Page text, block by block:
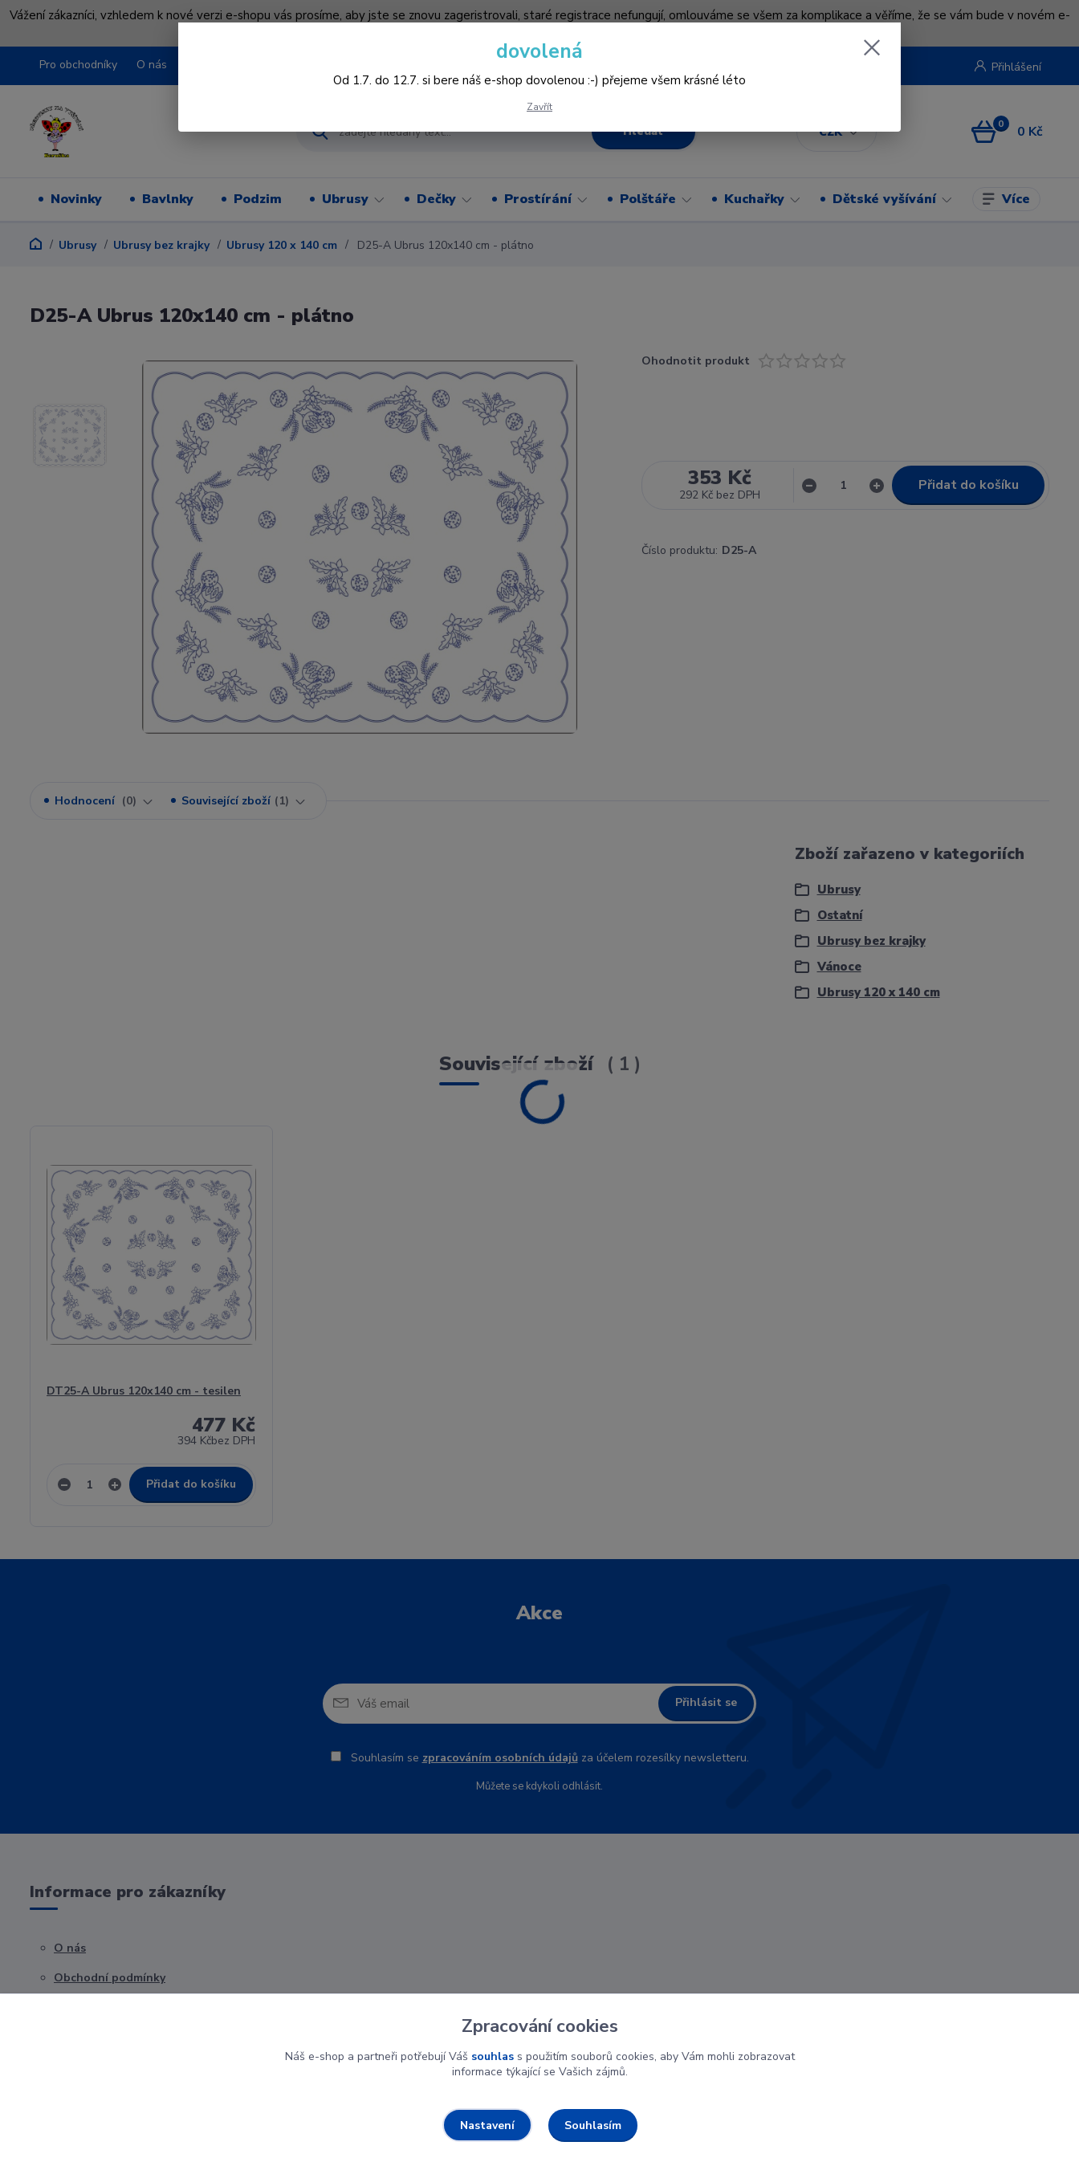
Vážení zákazníci, vzhledem k nové verzi e-shopu vás prosíme, aby jste se znovu zageristrovali, staré registrace nefungují, omlouváme se všem za komplikace a věříme, že se vám bude v novém e-
Pro obchodníky O nás
CZK
Přihlášení
Hledat 0 0 Kč
Novinky Bavlnky Podzim Ubrusy Dečky Prostírání Polštáře Kuchařky Dětské vyšívání Více
Ubrusy Ubrusy bez krajky Ubrusy 120 x 140 cm D25-A Ubrus 120x140 cm - plátno
D25-A Ubrus 120x140 cm - plátno
Ohodnotit produkt
353 Kč
292 Kč bez DPH
Přidat do košíku
Číslo produktu: D25-A
Hodnocení 0 Související zboží 1
Zboží zařazeno v kategoriích
Ubrusy
Ostatní
Ubrusy bez krajky
Vánoce
Ubrusy 120 x 140 cm
Související zboží 1
DT25-A Ubrus 120x140 cm - tesilen
477 Kč
394 Kčbez DPH
Přidat do košíku
Akce
Přihlásit se
Souhlasím se zpracováním osobních údajůza účelem rozesílky newsletteru.
Můžete se kdykoli odhlásit.
Informace pro zákazníky
O nás
Obchodní podmínky
dovolená
Od 1.7. do 12.7. si bere náš e-shop dovolenou :-) přejeme všem krásné léto
Zavřít
Zpracování cookies
Náš e-shop a partneři potřebují Váš souhlass použitím souborů cookies, aby Vám mohli zobrazovat
informace týkající se Vašich zájmů.
Nastavení Souhlasím